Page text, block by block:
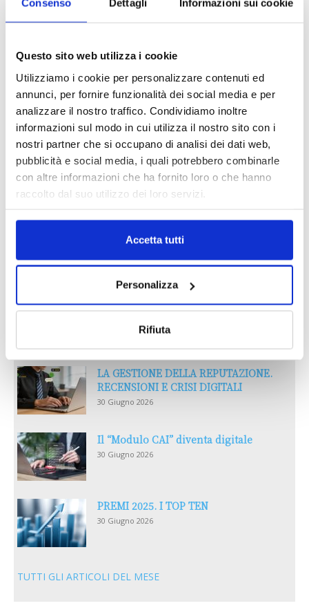
Consenso Dettagli Informazioni sui cookie
Questo sito web utilizza i cookie
Utilizziamo i cookie per personalizzare contenuti ed
annunci, per fornire funzionalità dei social media e per
analizzare il nostro traffico. Condividiamo inoltre
informazioni sul modo in cui utilizza il nostro sito con i
nostri partner che si occupano di analisi dei dati web,
pubblicità e social media, i quali potrebbero combinarle
con altre informazioni che ha fornito loro o che hanno
raccolto dal suo utilizzo dei loro servizi.
Accetta tutti
Personalizza
Rifiuta
MAGNIFICA HUMANITAS (l’impatto
IL MENSILE ASSINEWS LUGLIO-
AGOSTO 2026
Reclami e sanzioni 2025
LA GESTIONE DELLA REPUTAZIONE.
RECENSIONI E CRISI DIGITALI
30 Giugno 2026
Il “Modulo CAI” diventa digitale
30 Giugno 2026
PREMI 2025. I TOP TEN
30 Giugno 2026
TUTTI GLI ARTICOLI DEL MESE